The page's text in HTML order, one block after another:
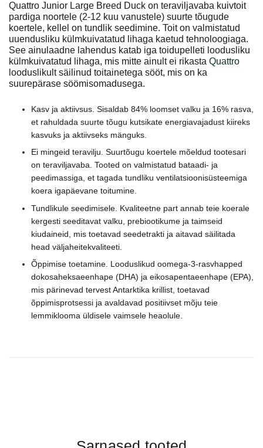
Quattro Junior Large Breed Duck on teraviljavaba kuivtoit
pardiga noortele (2-12 kuu vanustele) suurte tõugude
koertele, kellel on tundlik seedimine. Toit on valmistatud
uuendusliku külmkuivatatud lihaga kaetud tehnoloogiaga.
See ainulaadne lahendus katab iga toidupelleti loodusliku
külmkuivatatud lihaga, mis mitte ainult ei rikasta Quattro
looduslikult säilinud toitainetega sööt, mis on ka
suurepärase söömisomadusega.
Kasv ja aktiivsus. Sisaldab 84% loomset valku ja 16% rasva,
et rahuldada suurte tõugu kutsikate energiavajadust kiireks
kasvuks ja aktiivseks mänguks.
Ei mingeid teravilju. Suurtõugu koertele mõeldud tootesari
on teraviljavaba. Tooted on valmistatud bataadi- ja
peedimassiga, et tagada tundliku ventilatsioonisüsteemiga
koera igapäevane toitumine.
Tundlikule seedimisele. Kvaliteetne part annab teie koerale
kergesti seeditavat valku, prebiootikume ja taimseid
kiudaineid, mis toetavad seedetrakti ja aitavad säilitada
head väljaheitekvaliteeti.
Õppimise toetamine. Looduslikud oomega-3-rasvhapped
dokosaheksaeenhape (DHA) ja eikosapentaeenhape (EPA),
mis pärinevad tervest Antarktika krillist, toetavad
õppimisprotsessi ja avaldavad positiivset mõju teie
lemmiklooma üldisele vaimsele heaolule.